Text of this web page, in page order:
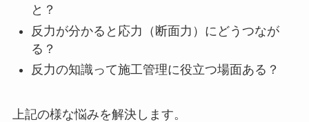
と？
反力が分かると応力（断面力）にどうつなが
る？
反力の知識って施工管理に役立つ場面ある？
上記の様な悩みを解決します。